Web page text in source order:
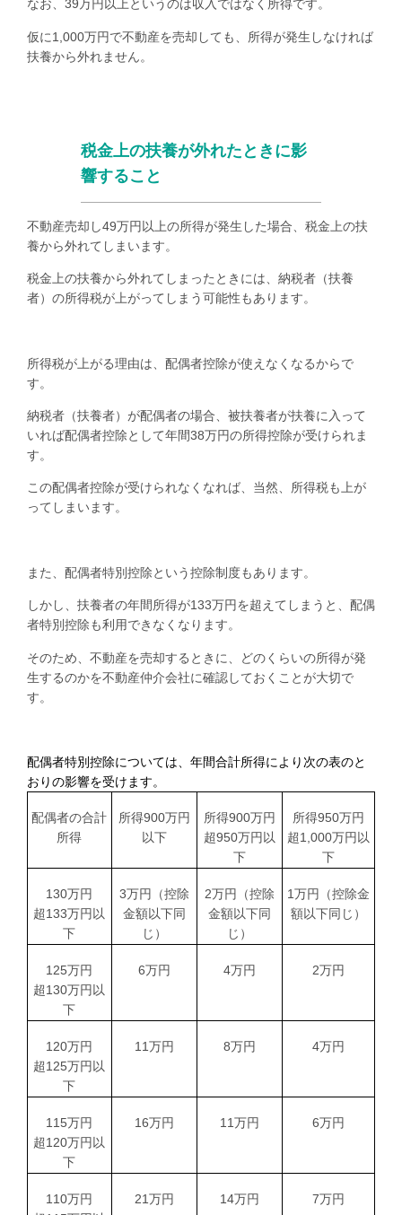
なお、 39万円以上というのは収入ではなく所得です。
仮に1,000万円で不動産を売却しても、所得が発生しなければ
扶養から外れません。
税金上の扶養が外れたときに影
響すること
不動産売却し49万円以上の所得が発生した場合、税金上の扶
養から外れてしまいます。
税金上の扶養から外れてしまったときには、納税者（扶養
者）の所得税が上がってしまう可能性もあります。
所得税が上がる理由は、配偶者控除が使えなくなるからで
す。
納税者（扶養者）が配偶者の場合、被扶養者が扶養に入って
いれば配偶者控除として年間38万円の所得控除が受けられま
す。
この配偶者控除が受けられなくなれば、当然、所得税も上が
ってしまいます。
また、配偶者特別控除という控除制度もあります。
しかし、扶養者の年間所得が133万円を超えてしまうと、配偶
者特別控除も利用できなくなります。
そのため、不動産を売却するときに、どのくらいの所得が発
生するのかを不動産仲介会社に確認しておくことが大切で
す。
配偶者特別控除については、年間合計所得により次の表のと
おりの影響を受けます。
配偶者の合計
所得
所得900万円
以下
所得900万円
超950万円以
下
所得950万円
超1,000万円以
下
130万円
超133万円以
下
3万円（控除
金額以下同
じ）
2万円（控除
金額以下同
じ）
1万円（控除金
額以下同じ）
125万円
超130万円以
下
6万円 4万円 2万円
120万円
超125万円以
下
11万円 8万円 4万円
115万円
超120万円以
下
16万円 11万円 6万円
110万円
21万円 14万円 7万円